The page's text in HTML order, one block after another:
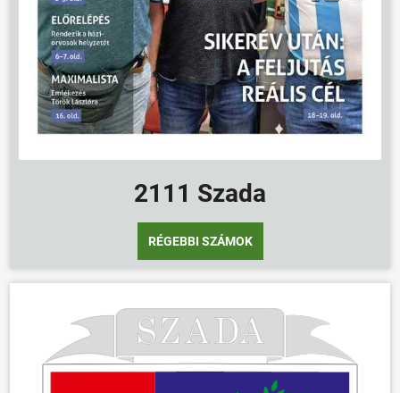
ÖNKORMÁNYZAT
ÜGYINTÉZÉS
KÖZÖSSÉG
HÍREK
VÁLASZTÁSOK
2111 Szada
RÉGEBBI SZÁMOK